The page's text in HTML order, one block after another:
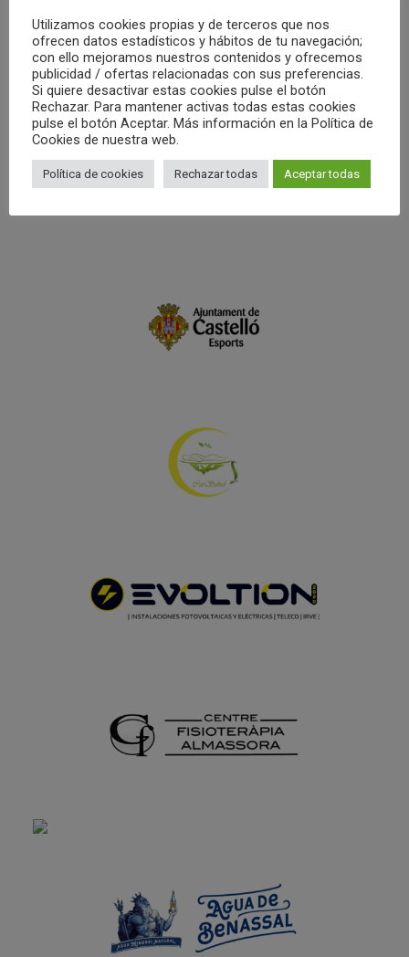
> Aviso legal
> Política de privacidad
> Política de cookies
> Términos y condiciones
Utilizamos cookies propias y de terceros que nos
ofrecen datos estadísticos y hábitos de tu navegación;
con ello mejoramos nuestros contenidos y ofrecemos
publicidad / ofertas relacionadas con sus preferencias.
Si quiere desactivar estas cookies pulse el botón
Rechazar. Para mantener activas todas estas cookies
pulse el botón Aceptar. Más información en la Política de
Cookies de nuestra web.
Política de cookies Rechazar todas Aceptar todas